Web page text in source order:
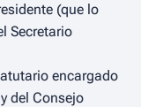
(que lo
Secretario
encargado
del Consejo